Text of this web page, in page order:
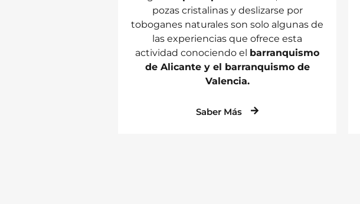
pozas cristalinas y deslizarse por
toboganes naturales son solo algunas de
las experiencias que ofrece esta
actividad conociendo el barranquismo
de Alicante y el barranquismo de
Valencia.
Saber Más